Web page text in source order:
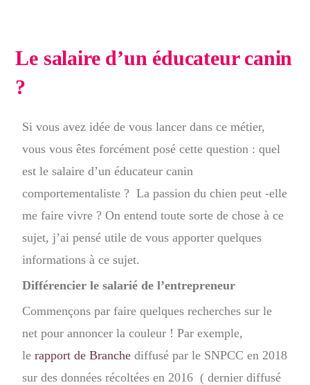
Le salaire d’un éducateur canin
?
Si vous avez idée de vous lancer dans ce métier,
vous vous êtes forcément posé cette question : quel
est le salaire d’un éducateur canin
comportementaliste ? La passion du chien peut -elle
me faire vivre ? On entend toute sorte de chose à ce
sujet, j’ai pensé utile de vous apporter quelques
informations à ce sujet.
Différencier le salarié de l’entrepreneur
Commençons par faire quelques recherches sur le
net pour annoncer la couleur ! Par exemple,
lerapport de Branche diffusé par le SNPCC en 2018
sur des données récoltées en 2016 ( dernier diffusé